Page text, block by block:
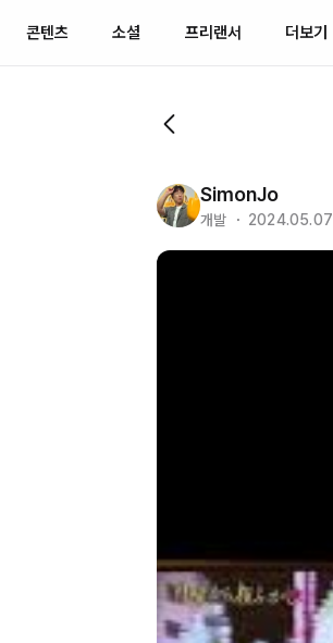
콘텐츠 소셜 프리랜서 더보기
SimonJo
개발 ・ 2024.05.07